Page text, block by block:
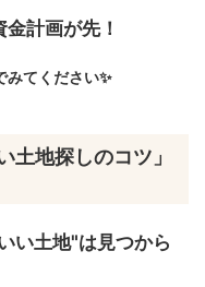
計画が先！
みてください✨
土地探しのコツ」
い土地"は見つから